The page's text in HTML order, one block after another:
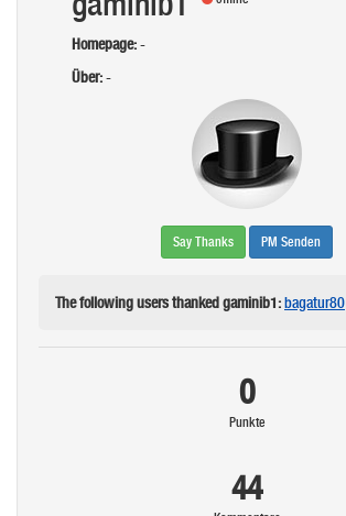
Homepage:-
Über:-
Say Thanks PM Senden
The following users thanked gaminib1:bagatur80
0
Punkte
44